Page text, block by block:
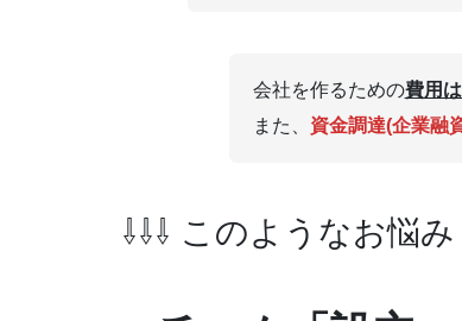
会社を作るための費用
また、 資金調達(企業融
⇩⇩⇩ このようなお悩